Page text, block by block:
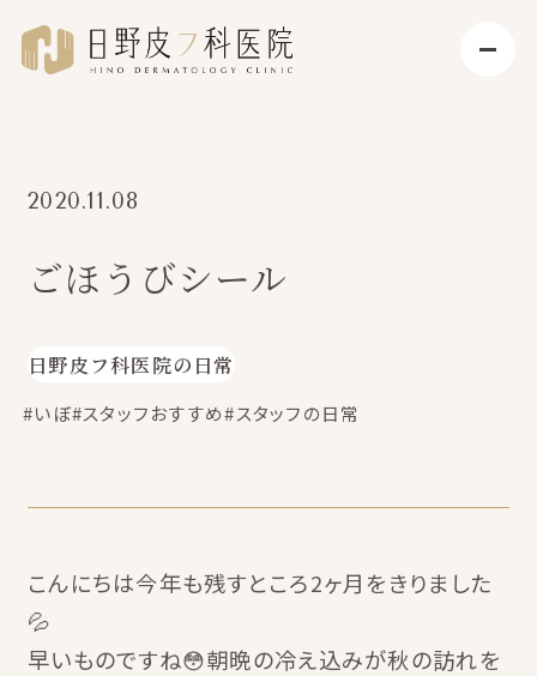
2020.11.08
ごほうびシール
日野皮フ科医院の日常
#いぼ#スタッフおすすめ#スタッフの日常
こんにちは今年も残すところ2ヶ月をきりました
💦
早いものですね😳朝晩の冷え込みが秋の訪れを